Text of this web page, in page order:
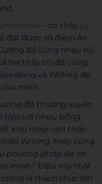
Intensive – do thầy Lê
đạt được số điểm ấn
đã cùng nhau nỗ
hai thầy trò đã cùng
và Writing để
mình.
đã thường xuyên
tiếp với nhau bằng
khá rộng nên thầy
Writing, thầy cũng
phương pháp để có
mình.” Điều này thật
là thách thức lớn